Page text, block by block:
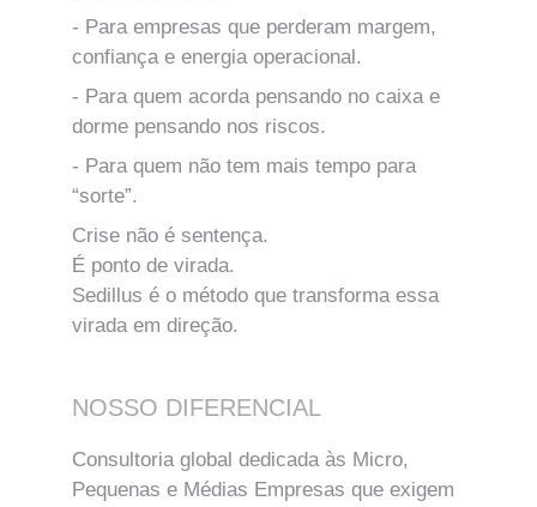
- Para empresas que perderam margem,
confiança e energia operacional.
- Para quem acorda pensando no caixa e
dorme pensando nos riscos.
- Para quem não tem mais tempo para
“sorte”.
Crise não é sentença.
É ponto de virada.
Sedillus é o método que transforma essa
virada em direção.
Consultoria global dedicada às Micro,
Pequenas e Médias Empresas que exigem
NOSSO DIFERENCIAL